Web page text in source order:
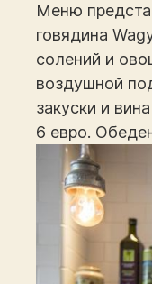
Меню
говядина
солений и
воздушной
закуски и
6 евро.